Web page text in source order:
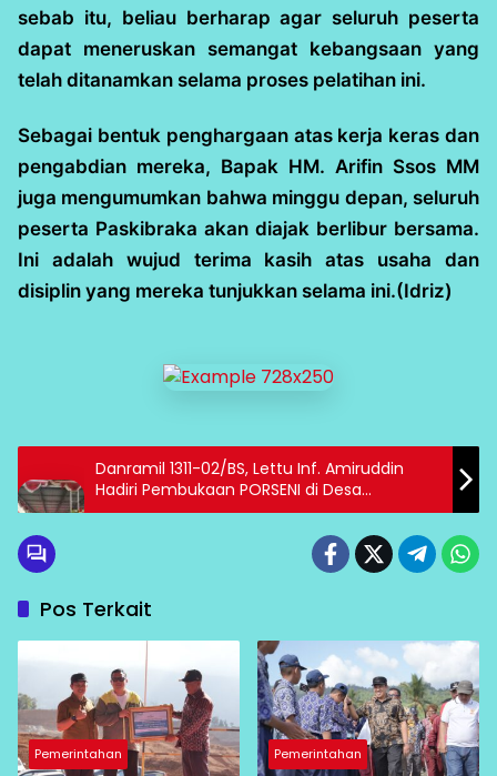
sebab itu, beliau berharap agar seluruh peserta
dapat meneruskan semangat kebangsaan yang
telah ditanamkan selama proses pelatihan ini.
Sebagai bentuk penghargaan atas kerja keras dan
pengabdian mereka, Bapak HM. Arifin Ssos MM
juga mengumumkan bahwa minggu depan, seluruh
peserta Paskibraka akan diajak berlibur bersama.
Ini adalah wujud terima kasih atas usaha dan
disiplin yang mereka tunjukkan selama ini.(Idriz)
Danramil 1311-02/BS, Lettu Inf. Amiruddin
Hadiri Pembukaan PORSENI di Desa
Bahomakmur
Pos Terkait
Pemerintahan Pemerintahan